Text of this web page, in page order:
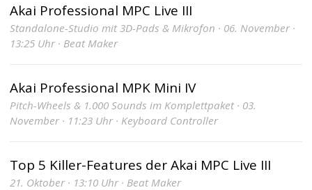
Akai Professional MPC Live III
Standalone-Studio mit 3D-Pads & Mikrofon · 06. November ·
13:25 Uhr · Beat Maker
Akai Professional MPK Mini IV
Pitch-Wheels & 1.000 Sounds im Komplettpaket · 03.
November · 11:23 Uhr · Keyboard Controller
Top 5 Killer-Features der Akai MPC Live III
21. Oktober · 13:10 Uhr · Beat Maker